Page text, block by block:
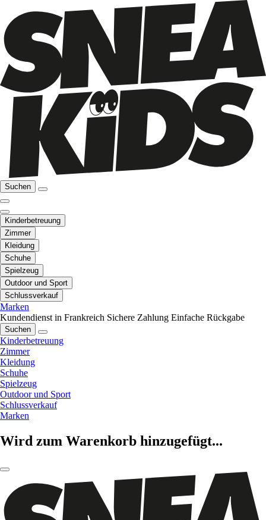
Suchen
Kinderbetreuung
Zimmer
Kleidung
Schuhe
Spielzeug
Outdoor und Sport
Schlussverkauf
Marken
Kundendienst in Frankreich Sichere Zahlung Einfache Rückgabe
Suchen
Kinderbetreuung
Zimmer
Kleidung
Schuhe
Spielzeug
Outdoor und Sport
Schlussverkauf
Marken
Wird zum Warenkorb hinzugefügt...